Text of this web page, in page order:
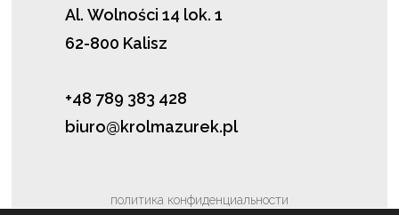
Al. Wolności 14 lok. 1
62-800 Kalisz
+48 789 383 428
biuro@krolmazurek.pl
политика конфиденциальности